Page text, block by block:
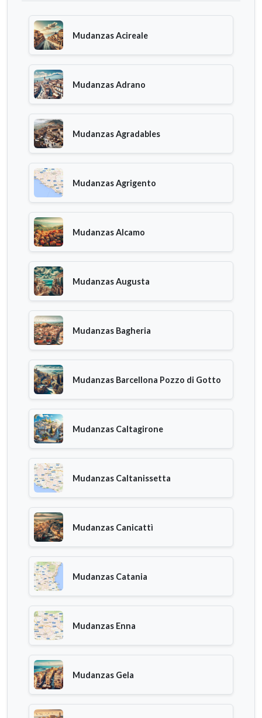
Mudanzas Acireale
Mudanzas Adrano
Mudanzas Agradables
Mudanzas Agrigento
Mudanzas Alcamo
Mudanzas Augusta
Mudanzas Bagheria
Mudanzas Barcellona Pozzo di Gotto
Mudanzas Caltagirone
Mudanzas Caltanissetta
Mudanzas Canicattì
Mudanzas Catania
Mudanzas Enna
Mudanzas Gela